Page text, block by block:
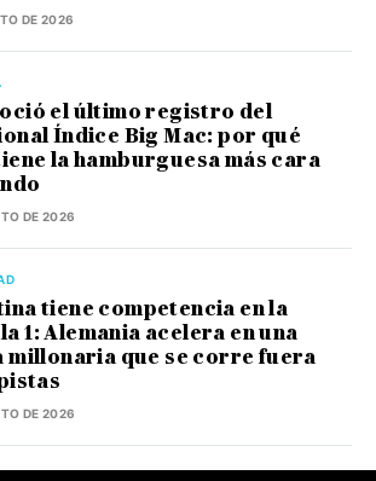
DE 2026
el último registro del
Índice Big Mac: por qué
la hamburguesa más cara
DE 2026
tiene competencia en la
1: Alemania acelera en una
millonaria que se corre fuera
DE 2026